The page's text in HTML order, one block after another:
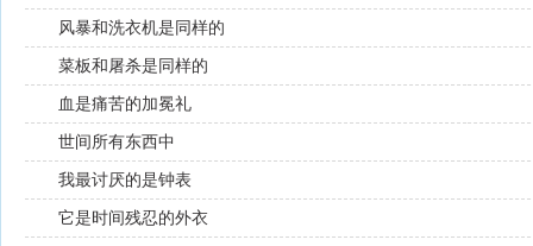
风暴和洗衣机是同样的
菜板和屠杀是同样的
血是痛苦的加冕礼
世间所有东西中
我最讨厌的是钟表
它是时间残忍的外衣